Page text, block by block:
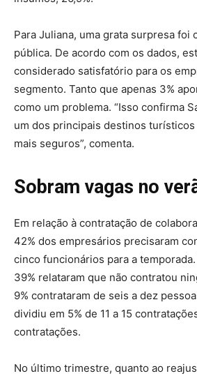
Para Juliana, uma grata surpresa foi
pública. De acordo com os dados,
considerado satisfatório para os
segmento. Tanto que apenas 3%
como um problema. “Isso confirma
um dos principais destinos turísticos
mais seguros”, comenta.
Sobram vagas no
Em relação à contratação de
42% dos empresários precisaram
cinco funcionários para a
39% relataram que não contratou
9% contrataram de seis a dez
dividiu em 5% de 11 a 15
contratações.
No último trimestre, quanto ao